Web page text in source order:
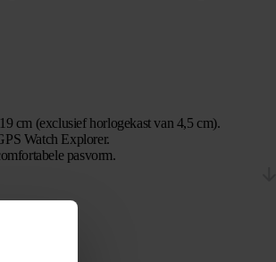
cm (exclusief horlogekast van 4,5 cm).
Watch Explorer.
pasvorm.